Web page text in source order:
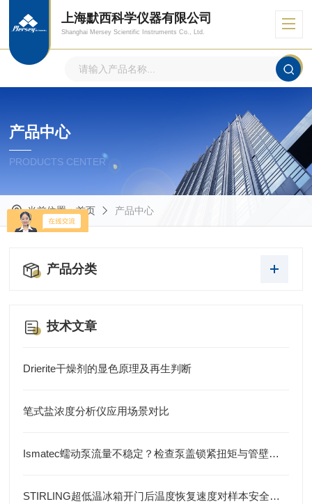
上海默西科学仪器有限公司
Shanghai Mersey Scientific Instruments Co., Ltd.
产品中心
PRODUCTS CENTER
当前位置：首页 产品中心
产品分类
技术文章
Drierite干燥剂的显色原理及再生判断
笔式盐浓度分析仪应用场景对比
Ismatec蠕动泵流量不稳定？检查泵盖锁紧扭矩与管壁回弹力
STIRLING超低温冰箱开门后温度恢复速度对样本安全的影响